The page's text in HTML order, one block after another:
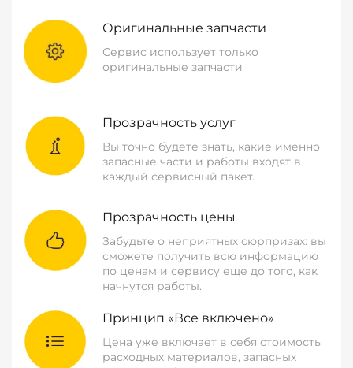
Оригинальные запчасти
Сервис использует только
оригинальные запчасти
Прозрачность услуг
Вы точно будете знать, какие именно
запасные части и работы входят в
каждый сервисный пакет.
Прозрачность цены
Забудьте о неприятных сюрпризах: вы
сможете получить всю информацию
по ценам и сервису еще до того, как
начнутся работы.
Принцип «Все включено»
Цена уже включает в себя стоимость
расходных материалов, запасных